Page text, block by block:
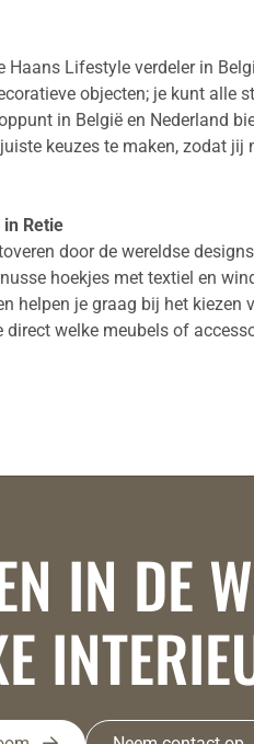
Lifestyle verdeler in
objecten; je kunt alle
in België en Nederland
keuzes te maken, zodat
Retie
door de wereldse
hoekjes met textiel en
helpen je graag bij het
welke meubels of
IN DE